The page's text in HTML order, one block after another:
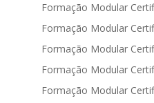
Formação Modular
Formação Modular
Formação Modular
Formação Modular
Formação Modular